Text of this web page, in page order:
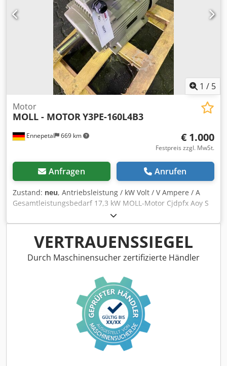
1 / 5
Ennepetal 669 km
Motor
MOLL - MOTORY3PE-160L4B3
€ 1.000
Festpreis zzgl. MwSt.
Anfragen Anrufen
Zustand: neu, Antriebsleistung / kW Volt / V Ampere / A
Gesamtleistungsbedarf 17,3 kW MOLL-Motor Cjdpfx Aoy S
Dpyea Eoha Typ: Y3PE-160L4B3 / ML1910021737 V: 400/690
A: 27,3 / 15,8 / 27,1 Rpm: 1470 / 1764 Gesamtleistung:
15kW / 17.3kW Zustand: NEU
VERTRAUENSSIEGEL
Durch Maschinensucher zertifizierte Händler